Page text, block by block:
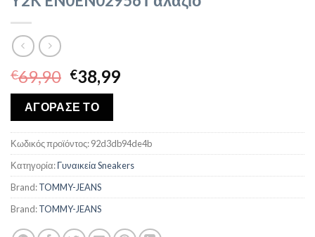
€69,90 Original
price
was:
€69,90.
€38,99Η
€38,99.
ΑΓΟΡΑΣΕ ΤΟ
Κωδικός προϊόντος:92d3db94de4b
Κατηγορία:Γυναικεία Sneakers
Brand:TOMMY-JEANS
Brand:TOMMY-JEANS